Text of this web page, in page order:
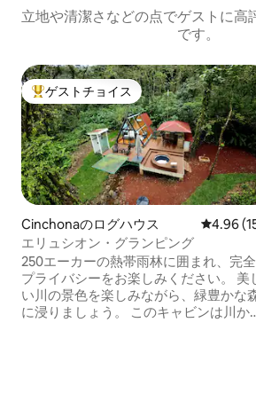
立地や清潔さなどの点でゲストに高
です。
大好評のゲストチョイスです。
ゲストチョイス
Cinchonaのログハウス レビュ
4.96
エリュシオン・グランピング
250エーカーの熱帯雨林に囲まれ、完
プライバシーをお楽しみください。 美
い川の景色を楽しみながら、緑豊かな
に浸りましょう。 このキャビンは川か